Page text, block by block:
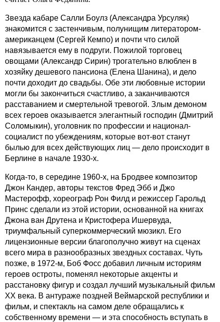
Звезда кабаре Салли Боулз (Александра Урсуляк)
знакомится с застенчивым, полунищим литератором-
американцем (Сергей Кемпо) и почти что силой
навязывается ему в подруги. Пожилой торговец
овощами (Александр Сирин) трогательно влюблен в
хозяйку дешевого пансиона (Елена Шанина), и дело
почти доходит до свадьбы. Обе эти любовные истории
могли бы закончиться счастливо, а заканчиваются
расставанием и смертельной тревогой. Злым демоном
всех героев оказывается элегантный господин (Дмитрий
Соломыкин), уголовник по профессии и национал-
социалист по убеждениям, которые вот-вот станут
былью для всех действующих лиц — дело происходит в
Берлине в начале 1930-х.
Когда-то, в середине 1960-х, на Бродвее композитор
Джон Кандер, авторы текстов Фред Эбб и Джо
Мастерофф, хореограф Рон Филд и режиссер Гарольд
Принс сделали из этой истории, основанной на книгах
Джона ван Друтена и Кристофера Ишервуда,
триумфальный суперкоммерческий мюзикл. Его
лицензионные версии благополучно живут на сценах
всего мира в разнообразных звездных составах. Чуть
позже, в 1972-м, Боб Фосс добавил личным историям
героев остроты, поменял некоторые акценты и
расстановку фигур и создал лучший музыкальный фильм
ХХ века. В антураже поздней Веймарской республики и
фильм, и спектакль на самом деле обращались к
собственному времени — и эта способность вступать в